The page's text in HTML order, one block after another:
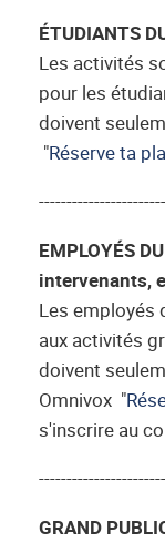
ÉTUDIANTS
Les activités
pour les
doivent
"Réserve ta
EMPLOYÉS
intervenants,
Les employés
aux activités
doivent
Omnivox "
s'inscrire au
GRAND